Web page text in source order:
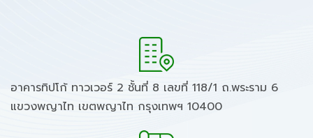
อาคารทิปโก้ ทาวเวอร์ 2 ชั้นที่ 8 เลขที่ 118/1 ถ.พระราม 6
แขวงพญาไท เขตพญาไท กรุงเทพฯ 10400